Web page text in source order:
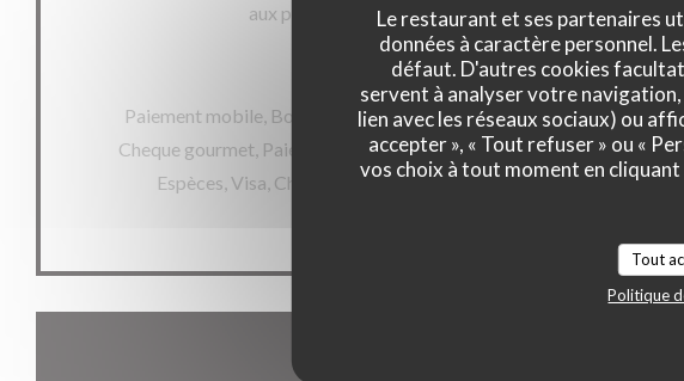
Le restaurant et ses partenaires
données à caractère personnel.
défaut. D'autres cookies
servent à analyser votre
lien avec les réseaux sociaux) ou
accepter », « Tout refuser » ou «
vos choix à tout moment en
Tout
Politique
aux personnes à mobilité réduite, Terrasse
Moyens de paiement
Paiement mobile, Bon de commande, Ticket Restaurant, Cheque
Cheque gourmet, Paiement Sans Contact, Maestro, Eurocard/
Espèces, Visa, Chèques Vacances, American Express, Carte Bleue